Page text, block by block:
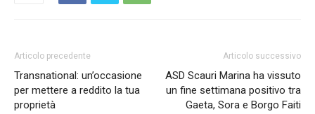
Articolo precedente
Transnational: un’occasione
per mettere a reddito la tua
proprietà
Articolo successivo
ASD Scauri Marina ha vissuto
un fine settimana positivo tra
Gaeta, Sora e Borgo Faiti